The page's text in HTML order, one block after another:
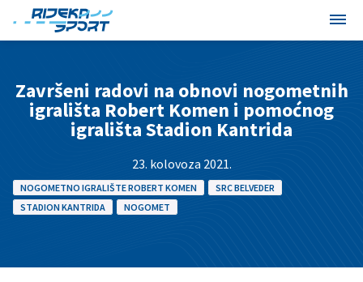
Završeni radovi na obnovi nogometnih
igrališta Robert Komen i pomoćnog
igrališta Stadion Kantrida
23. kolovoza 2021.
NOGOMETNO IGRALIŠTE ROBERT KOMEN
SRC BELVEDER
STADION KANTRIDA
NOGOMET